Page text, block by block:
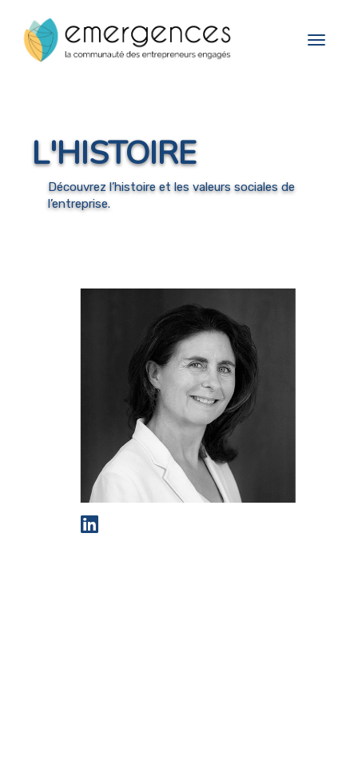
Toggle
L'HISTOIRE
Découvrez l’histoire et les valeurs sociales de
l’entreprise.